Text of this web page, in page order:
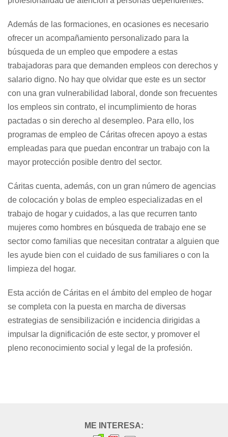
Además de las formaciones, en ocasiones es necesario
ofrecer un acompañamiento personalizado para la
búsqueda de un empleo que empodere a estas
trabajadoras para que demanden empleos con derechos y
salario digno. No hay que olvidar que este es un sector
con una gran vulnerabilidad laboral, donde son frecuentes
los empleos sin contrato, el incumplimiento de horas
pactadas o sin derecho al desempleo. Para ello, los
programas de empleo de Cáritas ofrecen apoyo a estas
empleadas para que puedan encontrar un trabajo con la
mayor protección posible dentro del sector.
Cáritas cuenta, además, con un gran número de agencias
de colocación y bolas de empleo especializadas en el
trabajo de hogar y cuidados, a las que recurren tanto
mujeres como hombres en búsqueda de trabajo ene se
sector como familias que necesitan contratar a alguien que
les ayude bien con el cuidado de sus familiares o con la
limpieza del hogar.
Esta acción de Cáritas en el ámbito del empleo de hogar
se completa con la puesta en marcha de diversas
estrategias de sensibilización e incidencia dirigidas a
impulsar la dignificación de este sector, y promover el
pleno reconocimiento social y legal de la profesión.